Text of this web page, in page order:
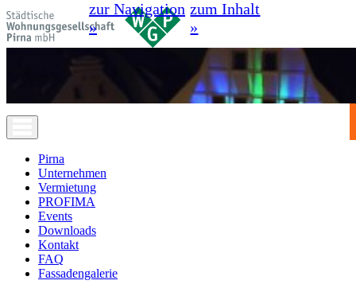
zur Navigation
»
zum Inhalt
»
Pirna
Unternehmen
Vermietung
PROFIMA
Events
Downloads
Kontakt
FAQ
Fassadengalerie